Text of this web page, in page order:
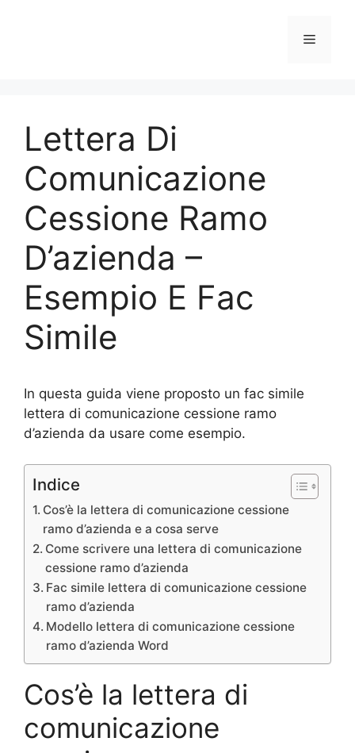
Menu
Lettera Di
Comunicazione
Cessione Ramo
D’azienda –
Esempio E Fac
Simile
In questa guida viene proposto un fac simile
lettera di comunicazione cessione ramo
d’azienda da usare come esempio.
Indice
Cos’è la lettera di comunicazione cessione
ramo d’azienda e a cosa serve
Come scrivere una lettera di comunicazione
cessione ramo d’azienda
Fac simile lettera di comunicazione cessione
ramo d’azienda
Modello lettera di comunicazione cessione
ramo d’azienda Word
Cos’è la lettera di
comunicazione